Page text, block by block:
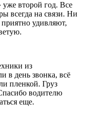
второй год. Все
всегда на связи. Ни
удивляют,
из
в день звонка, всё
пленкой. Груз
водителю
еще.